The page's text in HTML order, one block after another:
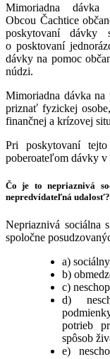
Mimoriadna
Obcou Čachtice
poskytovaní
o posktovaní
dávky na pomoc
núdzi.
Mimoriadna dávka
priznať fyzickej
finančnej a krízovej
Pri poskytovaní
poberoateľom dávky v
Čo je to nepriaznivá
nepredvídateľná udalosť?
Nepriaznivá sociálna
spoločne
a)
b)
c)
d)
potrieb
spôsob
e)